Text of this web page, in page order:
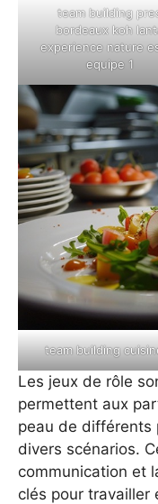
team building
bordeaux koh
experience nature
equipe 1
team building
Les jeux de rôle
permettent aux
peau de différents
divers scénarios.
communication et
clés pour travailler